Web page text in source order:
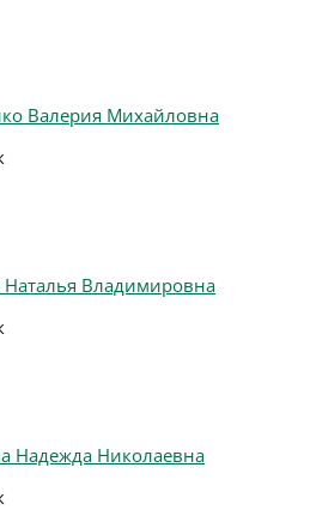
Валерия Михайловна
Владимировна
Надежда Николаевна